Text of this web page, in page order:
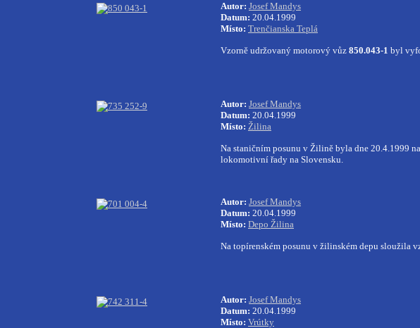
Autor: Josef Mandys
Datum: 20.04.1999
Místo: Trenčianska Teplá
Vzorně udržovaný motorový vůz 850.043-1 byl
Autor: Josef Mandys
Datum: 20.04.1999
Místo: Žilina
Na staničním posunu v Žilině byla dne 20.4.1999
lokomotivní řady na Slovensku.
Autor: Josef Mandys
Datum: 20.04.1999
Místo: Depo Žilina
Na topírenském posunu v žilinském depu sloužila
Autor: Josef Mandys
Datum: 20.04.1999
Místo: Vrútky